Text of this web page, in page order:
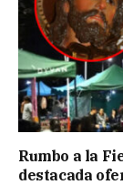
Rumbo a la
destacada